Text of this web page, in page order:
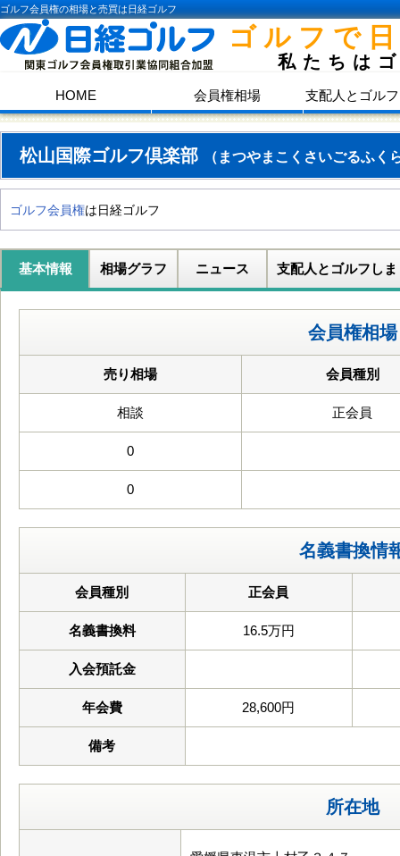
ゴルフ会員権の相場と売買は日経ゴルフ
ゴルフで
私たちは
HOME 会員権相場 支配人とゴル
松山国際ゴルフ倶楽部 （まつやまこくさいごるふく
ゴルフ会員権は日経ゴルフ
基本情報 相場グラフ ニュース 支配人とゴルフしま
会員権相場
売り相場 会員種別
相談 正会員
0
0
名義書換情
会員種別 正会員
名義書換料 16.5万円
入会預託金
年会費 28,600円
備考
所在地